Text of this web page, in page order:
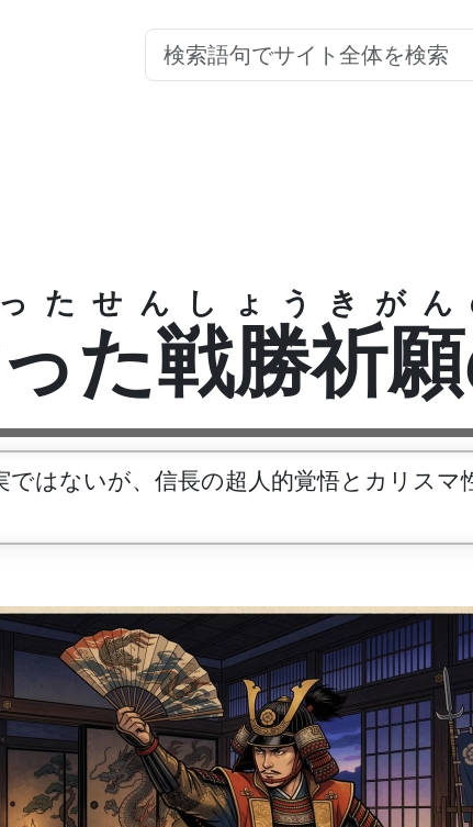
た戦勝祈
たせんしょうきがん
はないが、信長の超人的覚悟とカリス